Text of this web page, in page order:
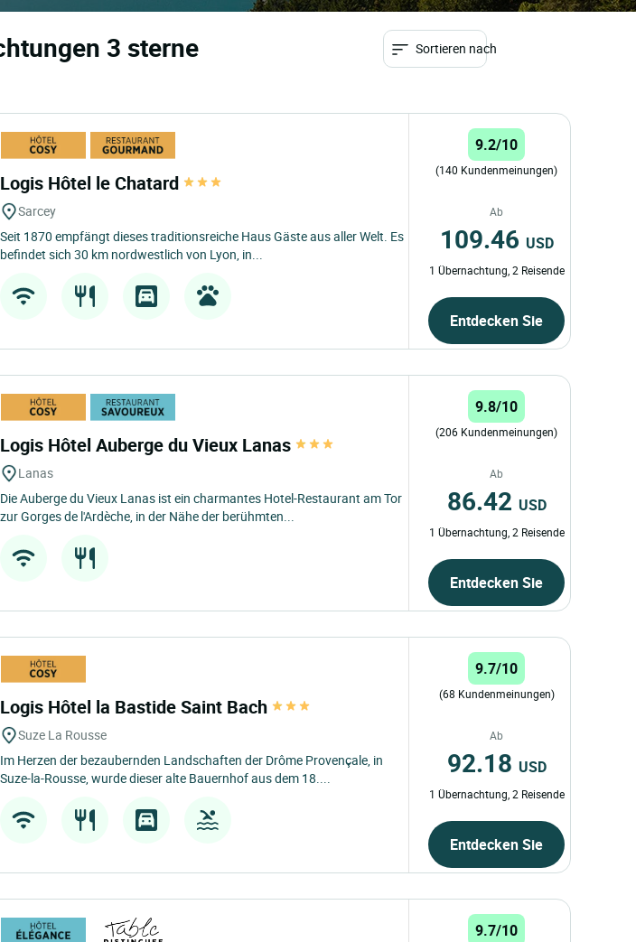
3 sterne Sortieren nach
Logis Hôtel le Chatard
Sarcey
Seit 1870 empfängt dieses traditionsreiche Haus Gäste aus aller Welt. Es
befindet sich 30 km nordwestlich von Lyon, in...
9.2/10
(140 Kundenmeinungen)
Ab
109.46 USD
1 Übernachtung, 2 Reisende
Entdecken Sie
Logis Hôtel Auberge du Vieux Lanas
Lanas
Die Auberge du Vieux Lanas ist ein charmantes Hotel-Restaurant am Tor
zur Gorges de l'Ardèche, in der Nähe der berühmten...
9.8/10
(206 Kundenmeinungen)
Ab
86.42 USD
1 Übernachtung, 2 Reisende
Entdecken Sie
Logis Hôtel la Bastide Saint Bach
Suze La Rousse
Im Herzen der bezaubernden Landschaften der Drôme Provençale, in
Suze-la-Rousse, wurde dieser alte Bauernhof aus dem 18....
9.7/10
(68 Kundenmeinungen)
Ab
92.18 USD
1 Übernachtung, 2 Reisende
Entdecken Sie
9.7/10